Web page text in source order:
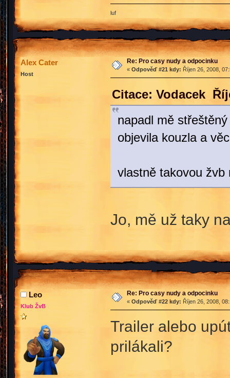
luf
Alex Cater
Host
Re: Pro casy nudy a odpocinku
« Odpověď #21 kdy: Říjen 26, 2008,
Citace: Vodacek
napadl mě
objevila kouzla a
vlastně takovou žvb
Jo, mě už taky
Leo
Klub ŽvB
Re: Pro casy nudy a odpocinku
« Odpověď #22 kdy: Říjen 26, 2008,
Trailer alebo
prilákali?